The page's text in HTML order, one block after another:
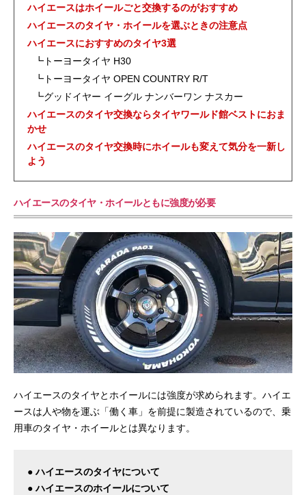
ハイエースはホイールごと交換するのがおすすめ
ハイエースのタイヤ・ホイールを選ぶときの注意点
ハイエースにおすすめのタイヤ3選
┗トーヨータイヤ H30
┗トーヨータイヤ OPEN COUNTRY R/T
┗グッドイヤー イーグル ナンバーワン ナスカー
ハイエースのタイヤ交換ならタイヤワールド館ベストにおま
かせ
ハイエースのタイヤ交換時にホイールも変えて気分を一新し
よう
ハイエースのタイヤ・ホイールともに強度が必要
ハイエースのタイヤとホイールには強度が求められます。ハイエ
ースは人や物を運ぶ「働く車」を前提に製造されているので、乗
用車のタイヤ・ホイールとは異なります。
● ハイエースのタイヤについて
● ハイエースのホイールについて